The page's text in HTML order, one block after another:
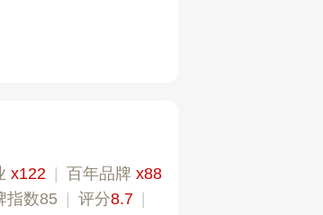
x122 百年品牌 x88
指数85 评分8.7